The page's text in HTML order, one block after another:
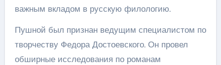
важным вкладом в русскую филологию.
Пушной был признан ведущим специалистом по
творчеству Федора Достоевского. Он провел
обширные исследования по романам